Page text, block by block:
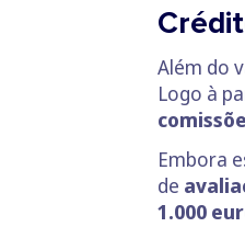
Além do
Logo à
Embora
de
1.000